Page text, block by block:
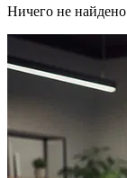
Ничего не найдено